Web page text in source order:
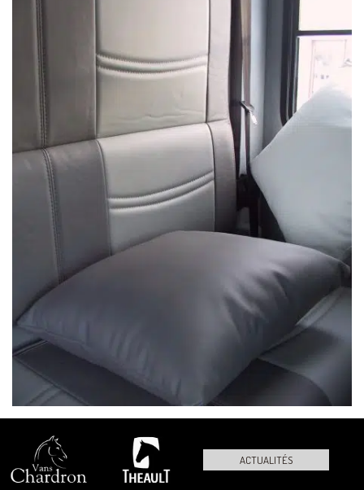
ACTUALITÉS